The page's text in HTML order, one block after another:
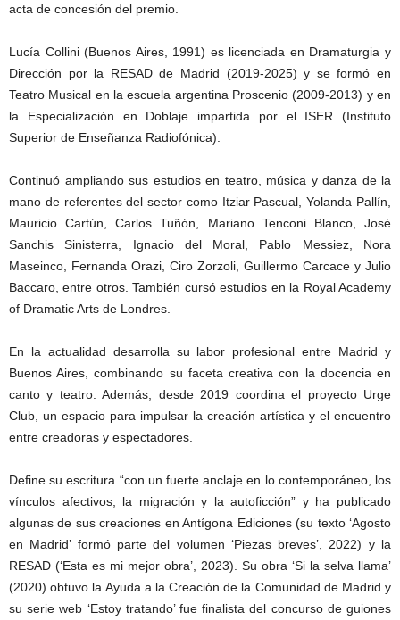
acta de concesión del premio.
Lucía Collini (Buenos Aires, 1991) es licenciada en Dramaturgia y
Dirección por la RESAD de Madrid (2019-2025) y se formó en
Teatro Musical en la escuela argentina Proscenio (2009-2013) y en
la Especialización en Doblaje impartida por el ISER (Instituto
Superior de Enseñanza Radiofónica).
Continuó ampliando sus estudios en teatro, música y danza de la
mano de referentes del sector como Itziar Pascual, Yolanda Pallín,
Mauricio Cartún, Carlos Tuñón, Mariano Tenconi Blanco, José
Sanchis Sinisterra, Ignacio del Moral, Pablo Messiez, Nora
Maseinco, Fernanda Orazi, Ciro Zorzoli, Guillermo Carcace y Julio
Baccaro, entre otros. También cursó estudios en la Royal Academy
of Dramatic Arts de Londres.
En la actualidad desarrolla su labor profesional entre Madrid y
Buenos Aires, combinando su faceta creativa con la docencia en
canto y teatro. Además, desde 2019 coordina el proyecto Urge
Club, un espacio para impulsar la creación artística y el encuentro
entre creadoras y espectadores.
Define su escritura “con un fuerte anclaje en lo contemporáneo, los
vínculos afectivos, la migración y la autoficción” y ha publicado
algunas de sus creaciones en Antígona Ediciones (su texto ‘Agosto
en Madrid’ formó parte del volumen ‘Piezas breves’, 2022) y la
RESAD (‘Esta es mi mejor obra’, 2023). Su obra ‘Si la selva llama’
(2020) obtuvo la Ayuda a la Creación de la Comunidad de Madrid y
su serie web ‘Estoy tratando’ fue finalista del concurso de guiones